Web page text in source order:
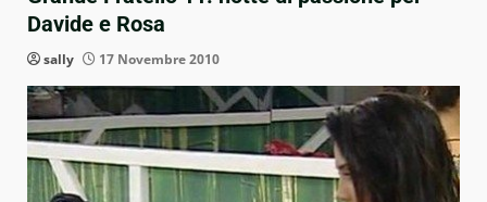
Davide e Rosa
sally 17 Novembre 2010